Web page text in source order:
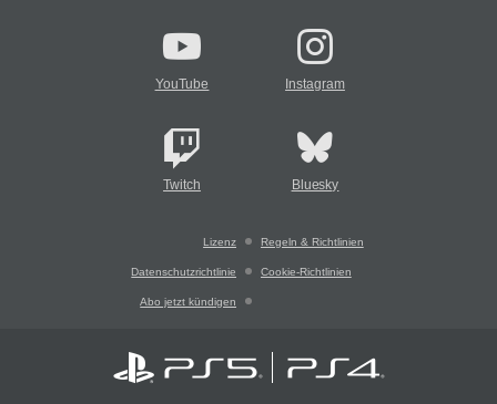
YouTube Instagram
Twitch Bluesky
Lizenz Regeln & Richtlinien
Datenschutzrichtlinie Cookie-Richtlinien
Abo jetzt kündigen